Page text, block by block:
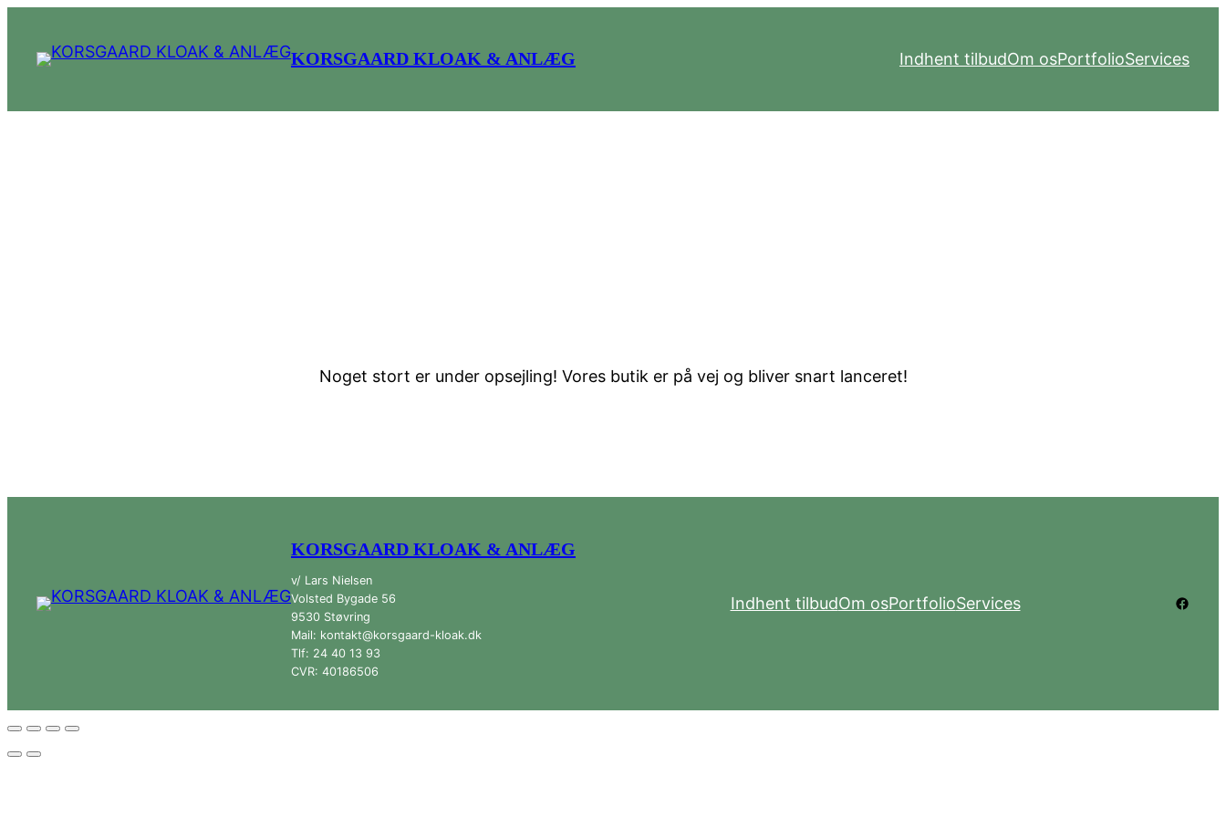
KORSGAARD KLOAK & ANLÆG Indhent tilbudOm osPortfolioServices
Noget stort er under opsejling! Vores butik er på vej og bliver snart lanceret!
KORSGAARD KLOAK & ANLÆG
v/ Lars Nielsen
Volsted Bygade 56
9530 Støvring
Mail: kontakt@korsgaard-kloak.dk
Tlf: 24 40 13 93
CVR: 40186506
Indhent tilbudOm osPortfolioServices